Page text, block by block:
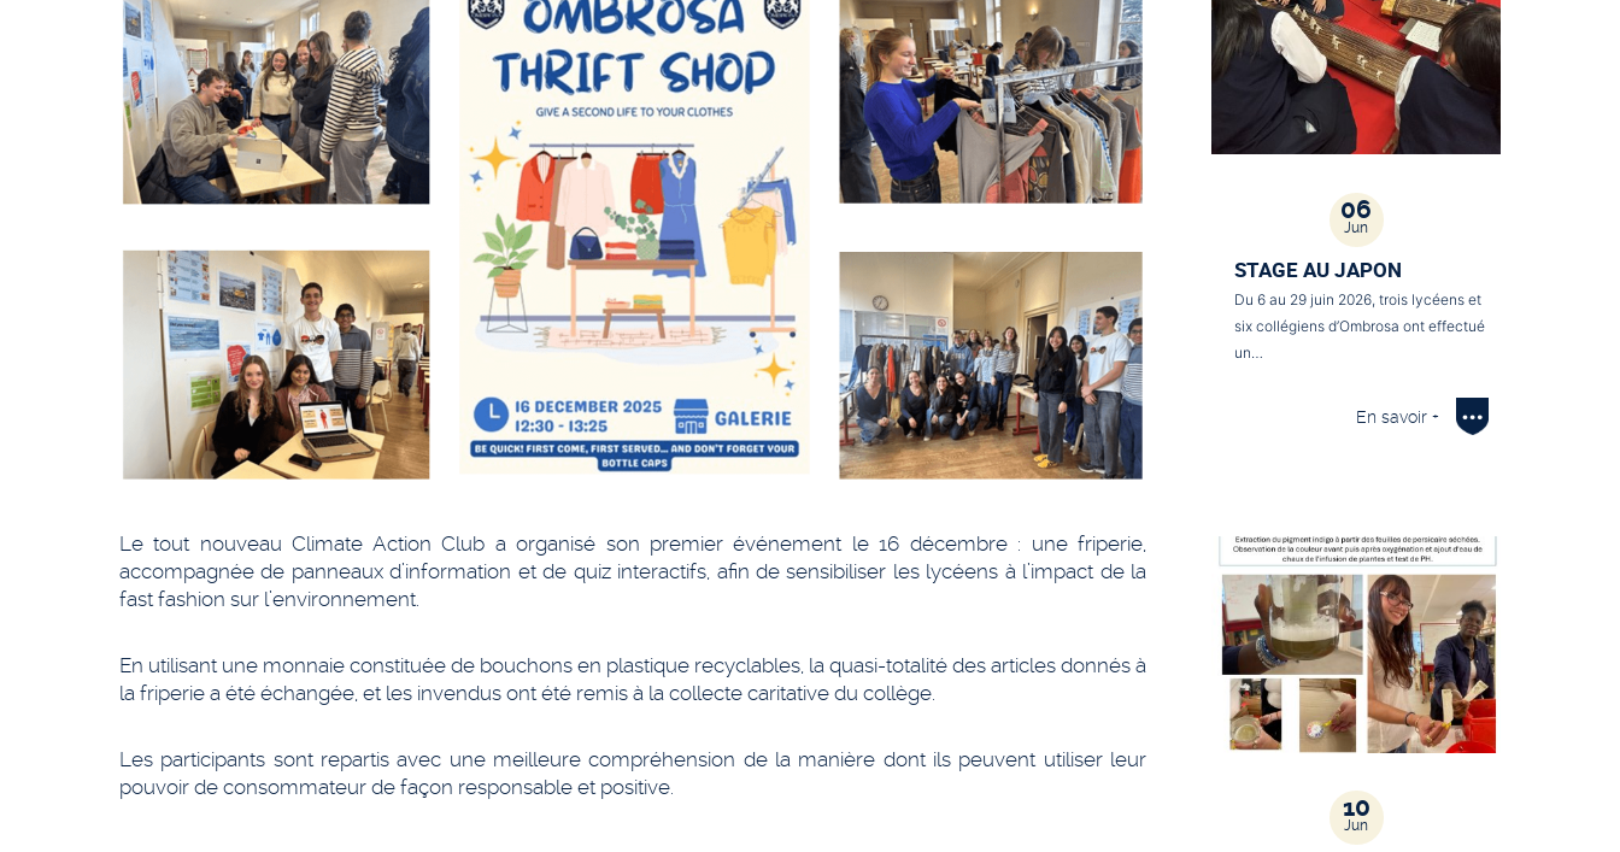
Le tout nouveau Climate Action Club a organisé son premier événement le 16 décembre : une friperie,
accompagnée de panneaux d’information et de quiz interactifs, afin de sensibiliser les lycéens à l’impact de la
fast fashion sur l’environnement.
En utilisant une monnaie constituée de bouchons en plastique recyclables, la quasi-totalité des articles donnés à
la friperie a été échangée, et les invendus ont été remis à la collecte caritative du collège.
Les participants sont repartis avec une meilleure compréhension de la manière dont ils peuvent utiliser leur
pouvoir de consommateur de façon responsable et positive.
06
Jun
STAGE AU JAPON
Du 6 au 29 juin 2026, trois lycéens et
six collégiens d’Ombrosa ont effectué
un…
En savoir +
10
Jun